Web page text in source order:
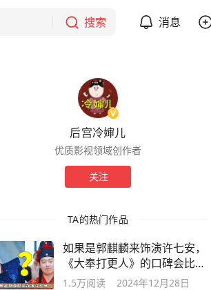
搜索 消息
后宫冷婶儿
优质影视领域创作者
关注
TA的热门作品
如果是郭麒麟来饰演许七安，
《大奉打更人》的口碑会比现
在更好吗
1.5万阅读 2024年12月28日